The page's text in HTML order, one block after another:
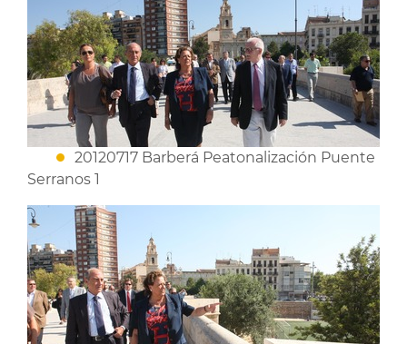
20120717 Barberá Peatonalización Puente
Serranos 1